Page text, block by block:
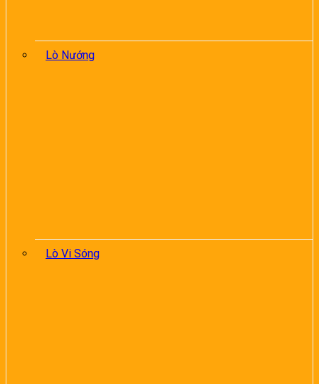
Lò Nướng
Lò Vi Sóng